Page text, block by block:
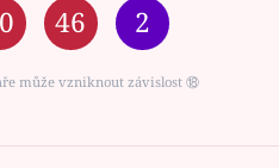
46 2
může vzniknout závislost ⑱